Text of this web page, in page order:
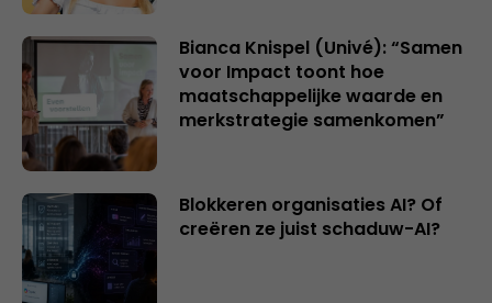
Bianca Knispel (Univé): “Samen
voor Impact toont hoe
maatschappelijke waarde en
merkstrategie samenkomen”
Blokkeren organisaties AI? Of
creëren ze juist schaduw-AI?